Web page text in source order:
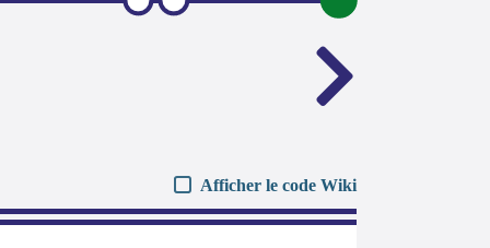
Afficher le code Wiki